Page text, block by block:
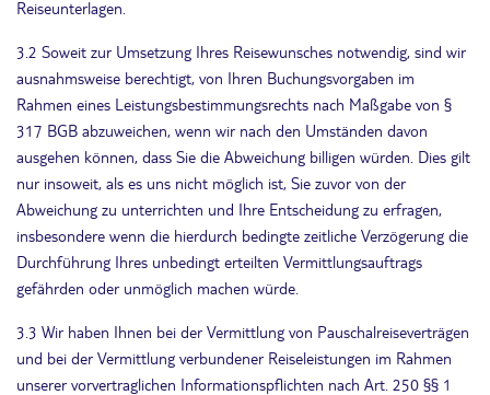
Reiseunterlagen.
3.2 Soweit zur Umsetzung Ihres Reisewunsches notwendig, sind wir
ausnahmsweise berechtigt, von Ihren Buchungsvorgaben im
Rahmen eines Leistungsbestimmungsrechts nach Maßgabe von §
317 BGB abzuweichen, wenn wir nach den Umständen davon
ausgehen können, dass Sie die Abweichung billigen würden. Dies gilt
nur insoweit, als es uns nicht möglich ist, Sie zuvor von der
Abweichung zu unterrichten und Ihre Entscheidung zu erfragen,
insbesondere wenn die hierdurch bedingte zeitliche Verzögerung die
Durchführung Ihres unbedingt erteilten Vermittlungsauftrags
gefährden oder unmöglich machen würde.
3.3 Wir haben Ihnen bei der Vermittlung von Pauschalreiseverträgen
und bei der Vermittlung verbundener Reiseleistungen im Rahmen
unserer vorvertraglichen Informationspflichten nach Art. 250 §§ 1